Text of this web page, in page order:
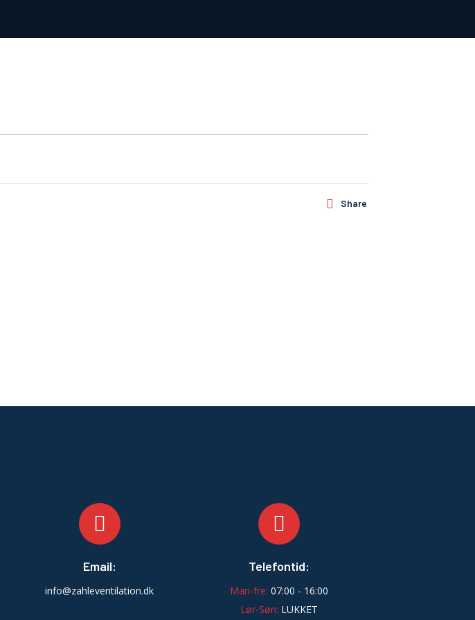
Share
Email:
info@zahleventilation.dk
Telefontid:
Man-fre: 07:00 - 16:00
Lør-Søn: LUKKET